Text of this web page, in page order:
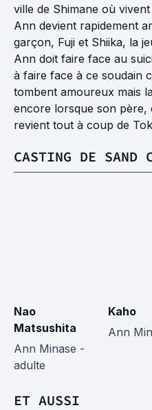
ville de Shimane où
Ann devient rapidement
garçon, Fuji et Shiika, la
Ann doit faire face au
à faire face à ce soudain
tombent amoureux mais
encore lorsque son père,
revient tout à coup de
CASTING DE SAND
Nao
Matsushita
Ann Minase -
adulte
Kaho
Ann
ET AUSSI